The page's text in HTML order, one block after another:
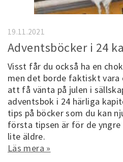
Adventsböcker i 24
Visst får du också ha en
men det borde faktiskt
att få vänta på julen i
adventsbok i 24 härliga
tips på böcker som du kan
första tipsen är för de
lite äldre.
Läs mera »
19.11.2021